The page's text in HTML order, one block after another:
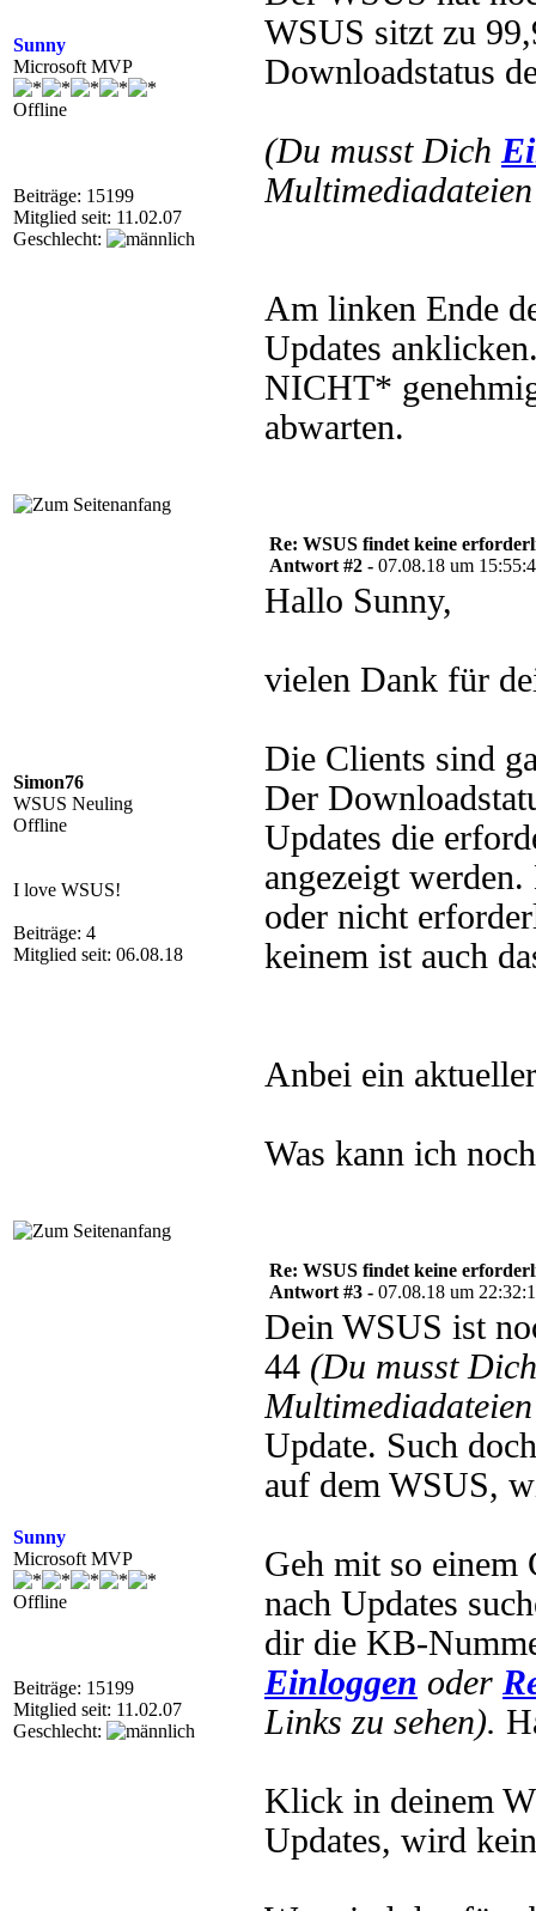
Sunny
Microsoft MVP
Offline
Beiträge: 15199
Mitglied seit: 11.02.07
Geschlecht:
WSUS sitzt zu
Downloadstatus
(Du musst Dich
Am linken Ende
Updates
NICHT*
abwarten.
Simon76
WSUS Neuling
Offline
I love WSUS!
Beiträge: 4
Mitglied seit: 06.08.18
Re: WSUS findet keine
Antwort #2 - 07.08.18 um
Hallo Sunny,
vielen Dank für
Die Clients sind
Der
Updates die
angezeigt
oder nicht
keinem ist auch
Anbei ein
Was kann ich
Sunny
Microsoft MVP
Offline
Beiträge: 15199
Mitglied seit: 11.02.07
Geschlecht:
Re: WSUS findet keine
Antwort #3 - 07.08.18 um
Dein WSUS ist
44 (Du musst
Update. Such
auf dem WSUS,
Geh mit so einem
nach Updates
dir die KB-
Einloggen oder
Links zu sehen).
Klick in deinem
Updates, wird